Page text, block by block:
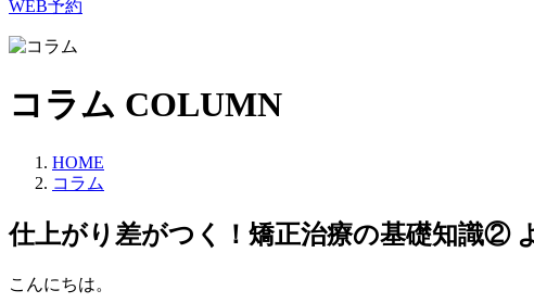
WEB予約
コラム COLUMN
HOME
コラム
仕上がり差がつく！矯正治療の基礎知識②
こんにちは。